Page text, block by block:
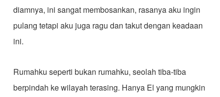
diamnya, ini sangat membosankan, rasanya aku ingin
pulang tetapi aku juga ragu dan takut dengan keadaan
ini.
Rumahku seperti bukan rumahku, seolah tiba-tiba
berpindah ke wilayah terasing. Hanya El yang mungkin